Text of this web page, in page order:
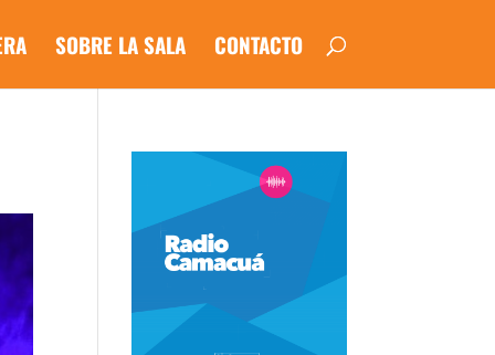
SOBRE LA SALA CONTACTO